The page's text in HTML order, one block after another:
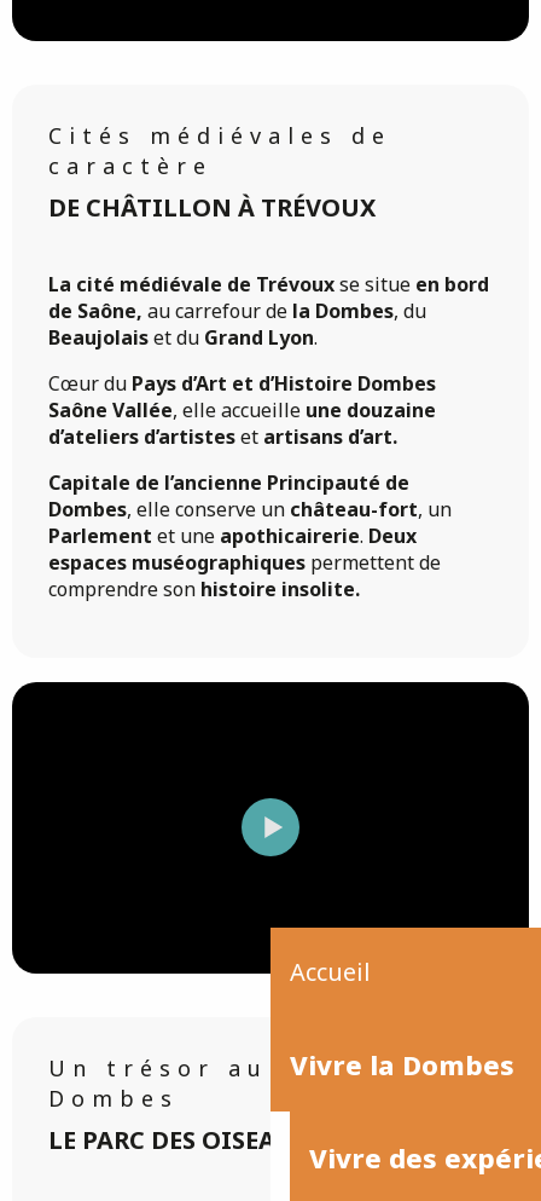
Accueil
Vivre la Dombes
Vivre des
Cités médiévales de
caractère
DE CHÂTILLON À TRÉVOUX
La cité médiévale de Trévouxse situe en bord
de Saône, au carrefour de la Dombes, du
Beaujolaiset du Grand Lyon.
Cœur du Pays d’Art et d’Histoire Dombes
Saône Vallée, elle accueille une douzaine
d’ateliers d’artisteset artisans d’art.
Capitale de l’ancienne Principauté de
Dombes, elle conserve un château-fort, un
Parlement et une apothicairerie. Deux
espaces muséographiques permettent de
comprendre son histoire insolite.
Un trésor au cœur de la
Dombes
LE PARC DES OISEAUX